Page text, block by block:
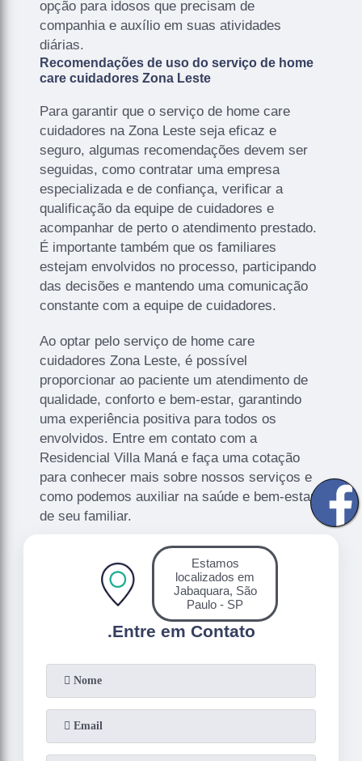
opção para idosos que precisam de
companhia e auxílio em suas atividades
diárias.
Recomendações de uso do serviço de home
care cuidadores Zona Leste
Para garantir que o serviço de home care
cuidadores na Zona Leste seja eficaz e
seguro, algumas recomendações devem ser
seguidas, como contratar uma empresa
especializada e de confiança, verificar a
qualificação da equipe de cuidadores e
acompanhar de perto o atendimento prestado.
É importante também que os familiares
estejam envolvidos no processo, participando
das decisões e mantendo uma comunicação
constante com a equipe de cuidadores.
Ao optar pelo serviço de home care
cuidadores Zona Leste, é possível
proporcionar ao paciente um atendimento de
qualidade, conforto e bem-estar, garantindo
uma experiência positiva para todos os
envolvidos. Entre em contato com a
Residencial Villa Maná e faça uma cotação
para conhecer mais sobre nossos serviços e
como podemos auxiliar na saúde e bem-estar
de seu familiar.
.Entre em Contato
Estamos
localizados em
Jabaquara, São
Paulo - SP